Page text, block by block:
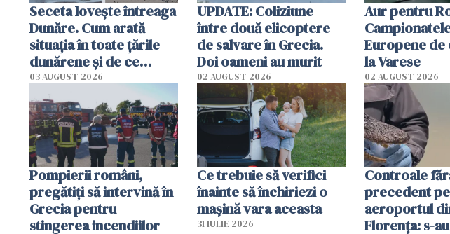
Seceta lovește întreaga
Dunăre. Cum arată
situația în toate țările
dunărene și de ce
România resimte
efectele, deși a plouat
în iulie
03 AUGUST 2026
UPDATE: Coliziune
între două elicoptere
de salvare în Grecia.
Doi oameni au murit
02 AUGUST 2026
Aur pentru
Europene de
la Varese
02 AUGUST 2026
Pompierii români,
pregătiţi să intervină în
Grecia pentru
stingerea incendiilor
Ce trebuie să verifici
înainte să închiriezi o
mașină vara aceasta
31 IULIE 2026
Controale
precedent pe
aeroportul
Florența: s-